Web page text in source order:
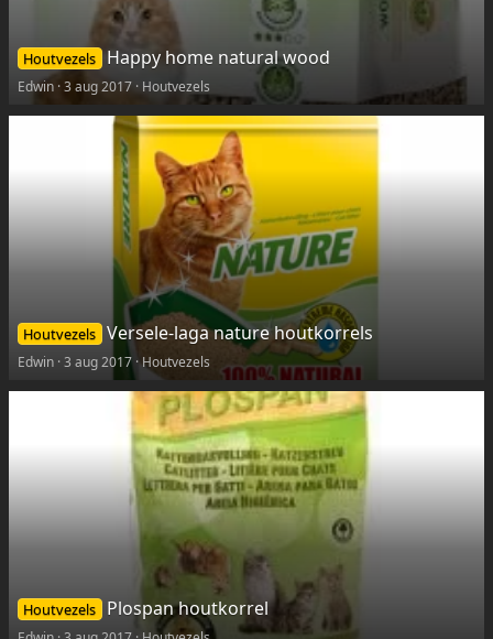
Houtvezels Happy home natural wood
Edwin 3 aug 2017 Houtvezels
Houtvezels Versele-laga nature houtkorrels
Edwin 3 aug 2017 Houtvezels
Houtvezels Plospan houtkorrel